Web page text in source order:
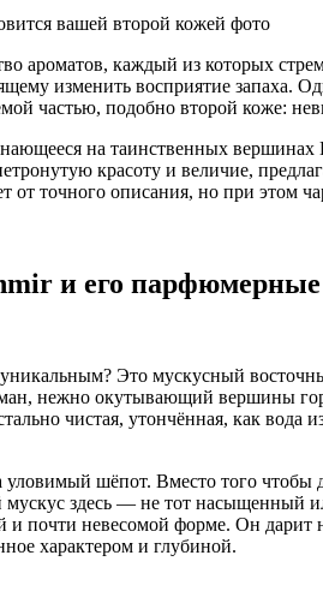
ароматов, каждый из которых
изменить восприятие запаха.
частью, подобно второй коже:
на таинственных вершинах
красоту и величие,
от точного описания, но при этом
и его
Это мускусный
нежно окутывающий вершины
чистая, утончённая, как
шёпот. Вместо того
здесь — не тот насыщенный
и почти невесомой форме. Он
характером и глубиной.